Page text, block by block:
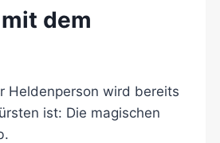
dem
Heldenperson wird bereits
ist: Die magischen